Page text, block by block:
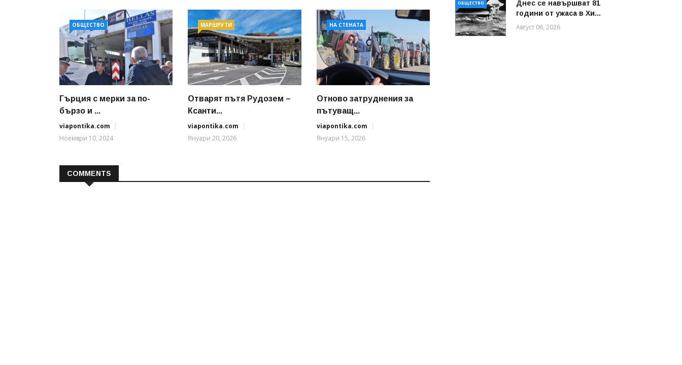
ОБЩЕСТВО
Гърция с мерки за по-
бързо и ...
viapontika.com
Ноември 10, 2024
МАРШРУТИ
Отварят пътя Рудозем –
Ксанти...
viapontika.com
Януари 20, 2026
НА СТЕНАТА
Отново затруднения за
пътуващ...
viapontika.com
Януари 15, 2026
COMMENTS
ОБЩЕСТВО
Днес се навършват 81
години от ужаса в Хи...
Август 06, 2026